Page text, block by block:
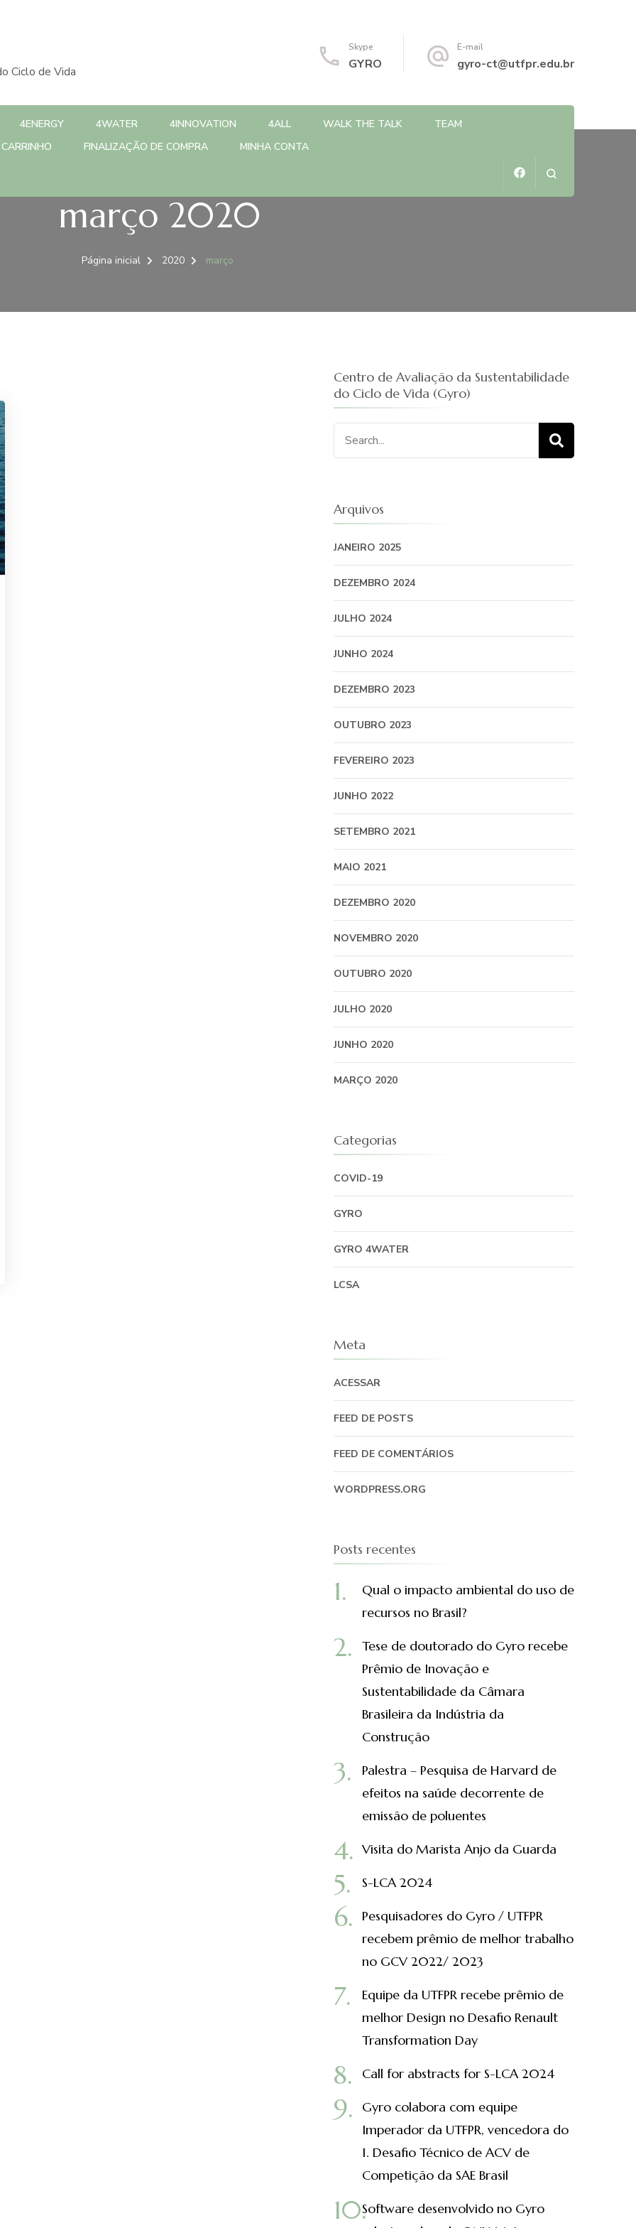
Ciclo de Vida
Skype
GYRO
E-mail
gyro-ct@utfpr.edu.br
4ENERGY 4WATER 4INNOVATION 4ALL WALK THE TALK
TEAM
CARRINHO FINALIZAÇÃO DE COMPRA MINHA CONTA
março 2020
Página inicial 2020 março
Centro de Avaliação da Sustentabilidade
do Ciclo de Vida (Gyro)
Procurar
por:
Arquivos
JANEIRO 2025
DEZEMBRO 2024
JULHO 2024
JUNHO 2024
DEZEMBRO 2023
OUTUBRO 2023
FEVEREIRO 2023
JUNHO 2022
SETEMBRO 2021
MAIO 2021
DEZEMBRO 2020
NOVEMBRO 2020
OUTUBRO 2020
JULHO 2020
JUNHO 2020
MARÇO 2020
Categorias
COVID-19
GYRO
GYRO 4WATER
LCSA
Meta
ACESSAR
FEED DE POSTS
FEED DE COMENTÁRIOS
WORDPRESS.ORG
Posts recentes
Qual o impacto ambiental do uso de
recursos no Brasil?
Tese de doutorado do Gyro recebe
Prêmio de Inovação e
Sustentabilidade da Câmara
Brasileira da Indústria da
Construção
Palestra – Pesquisa de Harvard de
efeitos na saúde decorrente de
emissão de poluentes
Visita do Marista Anjo da Guarda
S-LCA 2024
Pesquisadores do Gyro / UTFPR
recebem prêmio de melhor trabalho
no GCV 2022/ 2023
Equipe da UTFPR recebe prêmio de
melhor Design no Desafio Renault
Transformation Day
Call for abstracts for S-LCA 2024
Gyro colabora com equipe
Imperador da UTFPR, vencedora do
1. Desafio Técnico de ACV de
Competição da SAE Brasil
Software desenvolvido no Gyro